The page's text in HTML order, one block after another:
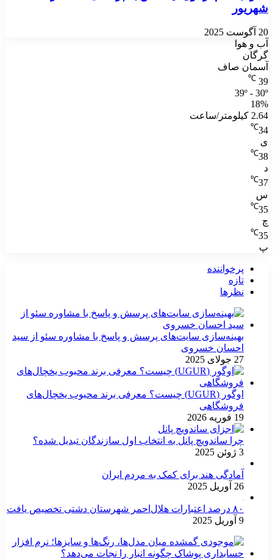
شهریور
20 آگوست 2025
آب و هوا
گرگان
آسمان صاف
39
℃
39º - 30º
18%
2.64 کیلومتر/ساعت
34
℃
ی
38
℃
د
37
℃
س
35
℃
چ
35
℃
پ
پرخواننده
تازه
نظرها
بهینه‌سازی سایت‌های پرسش و پاسخ با مشاوره سئو از سید
احسان خسروی
27 جولای 2025
اوگور (UGUR) چیست؟ معرفی برند محبوب یخچال‌های
فروشگاهی
19 فوریه 2026
چرا ساندویچ پانل به انتخاب اول سازندگان تبدیل شده؟
3 ژوئن 2025
آمادگی هند برای کمک به مردم ایران
26 آوریل 2025
۸۰ درصد اعتبارات هلال‌احمر شهرستان دشتی تخصیص یافت
9 آوریل 2025